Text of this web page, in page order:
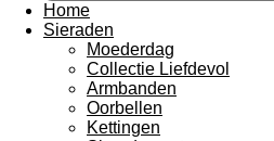
Home
Sieraden
Moederdag
Collectie Liefdevol
Armbanden
Oorbellen
Kettingen